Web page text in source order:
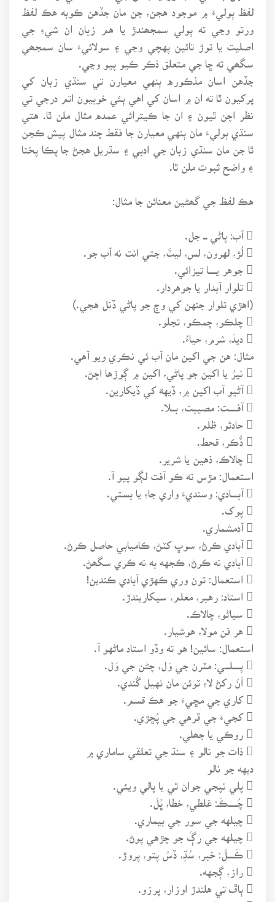
لفظ ٻوليءَ ۾ موجود هجن، جن مان جڏهن ڪوبه هڪ لفظ
ورتو وڃي ته ٻولي سمجھندڙ يا هم زبان ان شيءِ جي
اصليت يا توڙ تائين پهچي وڃي ۽ سولائيءَ سان سمجھي
سگھي ته ڇا جي متعلق ذڪر ڪيو پيو وڃي.
جڏهن اسان مذڪوره ٻنهي معيارن تي سنڌي زبان کي
پرکيون ٿا ته ان ۾ اسان کي اهي ٻئي خوبيون اتم درجي تي
نظر اچن ٿيون ۽ ان جا ڪيترائي عمده مثال ملن ٿا. هتي
سنڌي ٻوليءَ مان ٻنهي معيارن جا فقط چند مثال پيش ڪجن
ٿا جن مان سنڌي زبان جي ادبي ۽ سڌريل هجڻ جا پڪا پختا
۽ واضح ثبوت ملن ٿا.
هڪ لفظ جي گھڻين معنائن جا مثال:
 آب: پاڻي ـــ جل.
 لُڙ، لهرون، لس، ليٽَ، جتي انت نه آب جو.
 جوهر يــــــا تيزائي.
 تلوار آبدار يا جوهردار.
(اهڙي تلوار جنهن کي وڄ جو پاڻي ڏنل هجي.)
 چلڪو، چمڪو، تجلو.
 ديدَ، شرم، حياءُ.
مثال: هن جي اکين مان آب ئي نڪري ويو آهي.
 نيرُ يا اکين جو پاڻي، اکين ۾ ڳوڙها اچڻ.
 آڻيو آب اکين ۾، ڏيههَ کي ڏيکارين.
 آفـــــــت: مصيبت، بـــلا.
 حادثو، ظلم.
 ڏُڪر، قحط.
 چالاڪ، ذهين يا شرير.
استعمال: مڙس ته ڪو آفت لڳو پيو آ.
 آبـــــادي: وسنديءَ واري جاءِ يا بستي.
 پوک.
 آدمشماري.
 آبادي ڪرڻ، سوڀ کٽڻ، ڪاميابي حاصل ڪرڻ.
 آبادي نه ڪرڻ، ڪجهه به نه ڪري سگھڻ.
 استعمال: تون وري ڪهڙي آبادي ڪندين!
 استاد: رهبر، معلم، سيکاريندڙ.
 سياڻو، چالاڪ.
 هر فن مولا، هوشيار.
استعمال: سائين! هو ته وڏو استاد ماڻهو آ.
 پــــــلــــي: مٽرن جي وَل، چڻن جي وَل.
 اَنَ رکڻ لاءِ ٽوئن مان ٺهيل گُندي.
 کاري جي مڇيءَ جو هڪ قسم.
 کجيءَ جي ڦرهي جي پُڇڙي.
 روڪي يا جھلي.
 ذات جو نالو ۽ سنڌ جي تعلقي ساماري ۾
ديهه جو نالو
 پلي نپجي جوان ٿي يا پالي ويئي.
 چُـــــــڪَـ: غلطي، خطا، ڀُلَ.
 چيلهه جي سور جي بيماري.
 چيلهه جي رڳَ جو چڙهي پوڻ.
 ڪَـــــلَ: خبر، سُڌِ، ڏسُ پتو، پروڙ.
 راز، ڳجهه.
 ٻاڦ تي هلندڙ اوزار، پرزو.